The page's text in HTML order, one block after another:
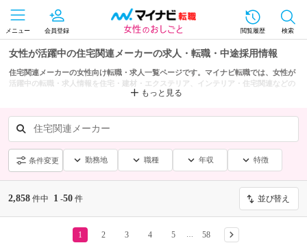
メニュー 会員登録 閲覧履歴 検索
女性が活躍中の住宅関連メーカーの求人・転職・中途採用情報
住宅関連メーカーの女性向け転職・求人一覧ページです。マイナビ転職では、女性が
活躍中の転職・求人情報を住宅・建材・エクステリア、インテリア・住宅関連などの
もっと見る
住宅関連メーカー
条件変更 勤務地 職種 年収 特徴
2,858 件中 1 -50 件 並び替え
1 2 3 4 5 58